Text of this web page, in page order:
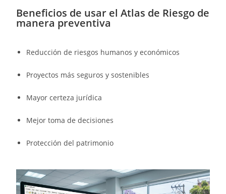
Beneficios de usar el Atlas de Riesgo de
manera preventiva
Reducción de riesgos humanos y económicos
Proyectos más seguros y sostenibles
Mayor certeza jurídica
Mejor toma de decisiones
Protección del patrimonio